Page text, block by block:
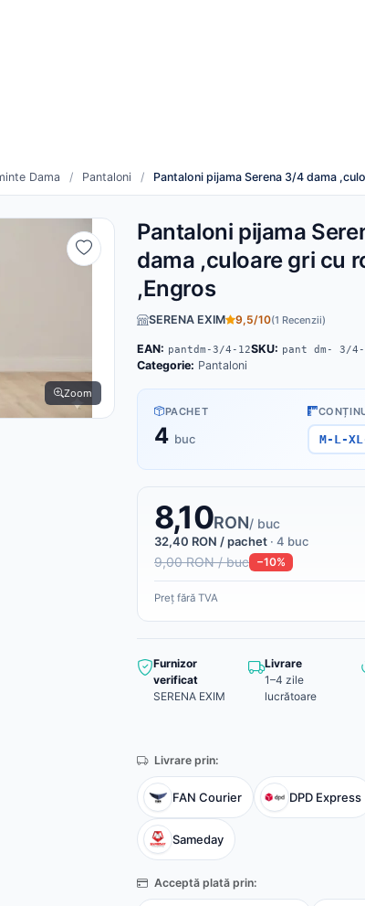
Dama / Pantaloni / Pantaloni pijama Serena 3/4 dama
Zoom
Pantaloni pijama
dama ,culoare gri cu
,Engros
SERENA EXIM 9,5/10(1 Recenzii)
EAN: pantdm-3/4-12SKU: pant dm- 3/4-
Categorie: Pantaloni
PACHET
4 buc M-L-
8,10RON/ buc
32,40 RON / pachet · 4 buc
9,00 RON / buc −10%
Preț fără TVA
Furnizor
verificat
SERENA EXIM
Livrare
1–4 zile
lucrătoare
Livrare prin:
FAN Courier DPD Express
Sameday
Acceptă plată prin: